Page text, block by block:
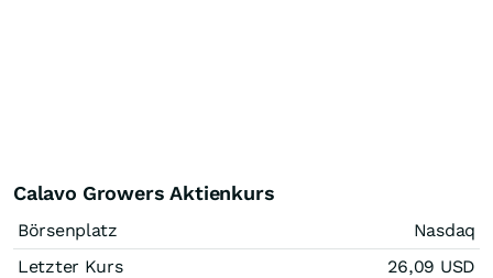
Calavo Growers Aktienkurs
Börsenplatz
Nasdaq
Letzter Kurs
26,09 USD